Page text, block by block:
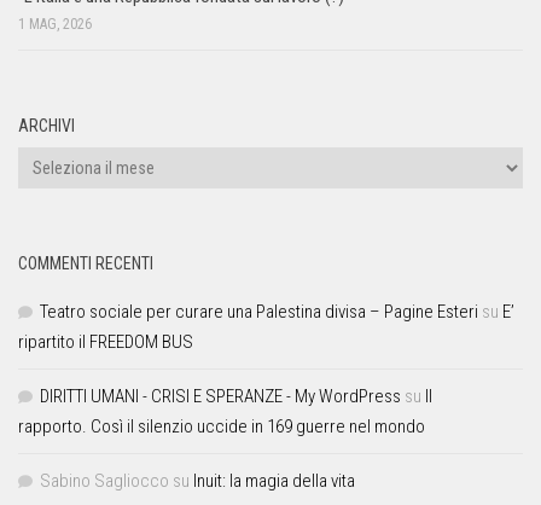
1 MAG, 2026
ARCHIVI
COMMENTI RECENTI
Teatro sociale per curare una Palestina divisa – Pagine Esteri su E’
ripartito il FREEDOM BUS
DIRITTI UMANI - CRISI E SPERANZE - My WordPress su Il
rapporto. Così il silenzio uccide in 169 guerre nel mondo
Sabino Sagliocco su Inuit: la magia della vita